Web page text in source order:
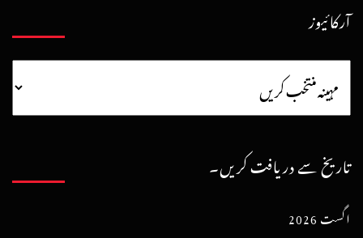
آرکائیوز
تاریخ سے دریافت کریں۔
اگست 2026